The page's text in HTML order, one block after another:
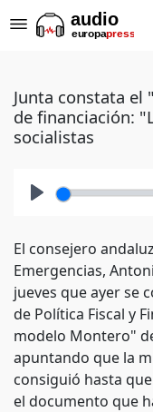
Junta constata
de financiación:
socialistas
El consejero
Emergencias,
jueves que ayer se
de Política Fiscal y
modelo Montero"
apuntando que la
consiguió hasta
el documento que